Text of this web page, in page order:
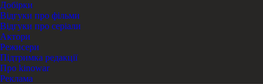
Добірки
Відгуки про фільми
Відгуки про серіали
Актори
Режисери
Підтримка редакції
Про kinowar
Реклама